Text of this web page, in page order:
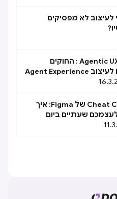
לא מפסיקים
עידן ה-Agentic UX : החוקים
החדשים לעיצוב Agent Experience
ה-Cheat Codes של Figma: איך
שעתיים ביום